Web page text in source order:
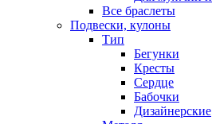
Все браслеты
Подвески, кулоны
Тип
Бегунки
Кресты
Сердце
Бабочки
Дизайнерские